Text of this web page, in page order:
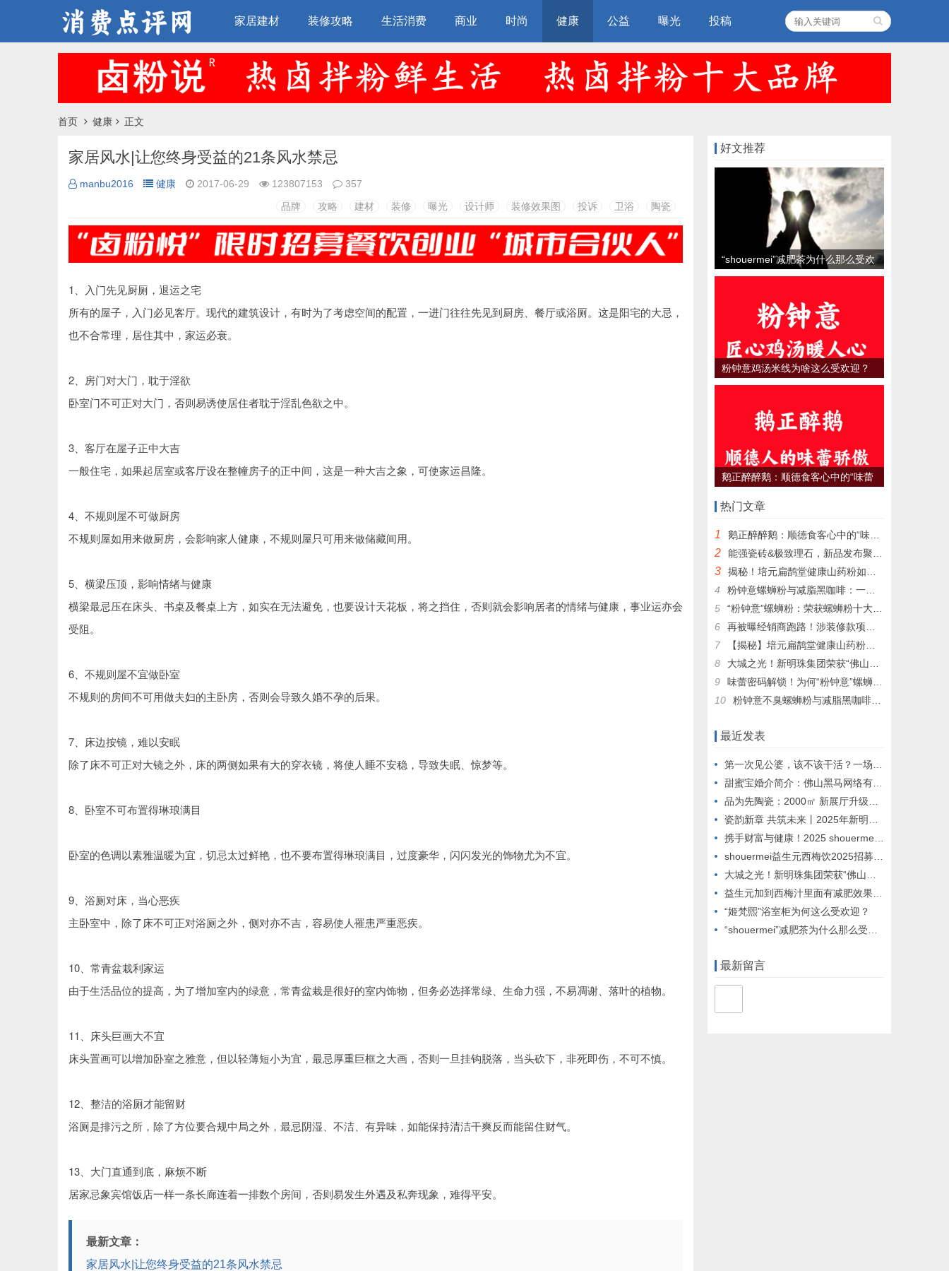
家居建材 装修攻略 生活消费 商业 时尚 健康 公益 曝光 投稿
首页 健康 正文
家居风水|让您终身受益的21条风水禁忌
manbu2016 健康 2017-06-29 123807153
357
品牌
攻略 建材 装修 曝光 设计师 装修效果图 投诉 卫浴 陶瓷
1、入门先见厨厕，退运之宅
所有的屋子，入门必见客厅。现代的建筑设计，有时为了考虑空间的配置，一进门往往先见到厨房、餐厅或浴厕。这是阳宅的大忌，
也不合常理，居住其中，家运必衰。
2、房门对大门，耽于淫欲
卧室门不可正对大门，否则易诱使居住者耽于淫乱色欲之中。
3、客厅在屋子正中大吉
一般住宅，如果起居室或客厅设在整幢房子的正中间，这是一种大吉之象，可使家运昌隆。
4、不规则屋不可做厨房
不规则屋如用来做厨房，会影响家人健康，不规则屋只可用来做储藏间用。
5、横梁压顶，影响情绪与健康
横梁最忌压在床头、书桌及餐桌上方，如实在无法避免，也要设计天花板，将之挡住，否则就会影响居者的情绪与健康，事业运亦会
受阻。
6、不规则屋不宜做卧室
不规则的房间不可用做夫妇的主卧房，否则会导致久婚不孕的后果。
7、床边按镜，难以安眠
除了床不可正对大镜之外，床的两侧如果有大的穿衣镜，将使人睡不安稳，导致失眠、惊梦等。
8、卧室不可布置得琳琅满目
卧室的色调以素雅温暖为宜，切忌太过鲜艳，也不要布置得琳琅满目，过度豪华，闪闪发光的饰物尤为不宜。
9、浴厕对床，当心恶疾
主卧室中，除了床不可正对浴厕之外，侧对亦不吉，容易使人罹患严重恶疾。
10、常青盆栽利家运
由于生活品位的提高，为了增加室内的绿意，常青盆栽是很好的室内饰物，但务必选择常绿、生命力强，不易凋谢、落叶的植物。
11、床头巨画大不宜
床头置画可以增加卧室之雅意，但以轻薄短小为宜，最忌厚重巨框之大画，否则一旦挂钩脱落，当头砍下，非死即伤，不可不慎。
12、整洁的浴厕才能留财
浴厕是排污之所，除了方位要合规中局之外，最忌阴湿、不洁、有异味，如能保持清洁干爽反而能留住财气。
13、大门直通到底，麻烦不断
居家忌象宾馆饭店一样一条长廊连着一排数个房间，否则易发生外遇及私奔现象，难得平安。
最新文章：
家居风水|让您终身受益的21条风水禁忌
好文推荐
“shouermei”减肥茶为什么那么受欢
迎？
粉钟意鸡汤米线为啥这么受欢迎？
鹅正醉醉鹅：顺德食客心中的“味蕾
热门文章
1 鹅正醉醉鹅：顺德食客心中的“味蕾骄傲”，何以征服无数饕餮之心？
2 能强瓷砖&极致理石，新品发布聚势而生！
3
揭秘！培元扁鹊堂健康山药粉如何征服高端汽车4S店，成为尊贵客户的定制之选
4
粉钟意螺蛳粉与减脂黑咖啡：一场意想不到的美食减脂新风尚
5
“粉钟意”螺蛳粉：荣获螺蛳粉十大品牌的独特魅力
6
再被曝经销商跑路！涉装修款项近600万元，欧派称配合调查
7
【揭秘】培元扁鹊堂健康山药粉：为何独宠会员，口碑相传的秘密！
8
大城之光！新明珠集团荣获“佛山向上向善影响力年度组织”称号
9
味蕾密码解锁！为何“粉钟意”螺蛳粉让老顾客频频“嗦”出新高度？
10
粉钟意不臭螺蛳粉与减脂黑咖啡：新晋网红打卡地的魅力解密
最近发表
第一次见公婆，该不该干活？一场关乎情商与自我的微妙博弈
甜蜜宝婚介简介：佛山黑马网络有限公司旗下婚恋服务品牌
品为先陶瓷：2000㎡ 新展厅升级落成庆典在佛山盛大举行
瓷韵新章 共筑未来丨2025年新明珠集团媒体春茗会圆满举办
携手财富与健康！2025 shouermei益生元西梅饮全球合伙人招募启动”
shouermei益生元西梅饮2025招募合伙人：共赴健康饮品新蓝海
大城之光！新明珠集团荣获“佛山向上向善影响力年度组织”称号
益生元加到西梅汁里面有减肥效果吗？
“姬梵熙”浴室柜为何这么受欢迎？
“shouermei”减肥茶为什么那么受欢迎？
最新留言